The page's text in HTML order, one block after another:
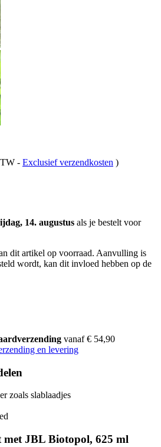
- Exclusief verzendkosten )
14. augustus als je bestelt voor
dit artikel op voorraad. Aanvulling is
wordt, kan dit invloed hebben op de
vanaf € 54,90
en levering
zoals slablaadjes
met JBL Biotopol, 625 ml